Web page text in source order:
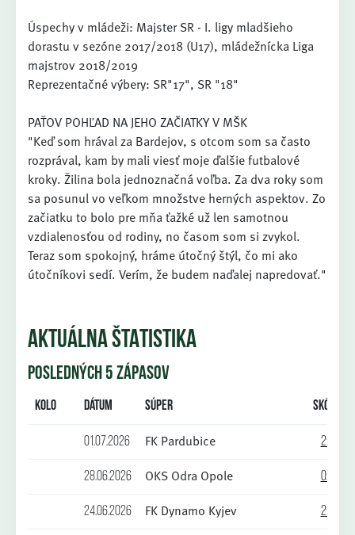
Úspechy v mládeži: Majster SR - I. ligy mladšieho
dorastu v sezóne 2017/2018 (U17), mládežnícka Liga
majstrov 2018/2019
Reprezentačné výbery: SR"17", SR "18"
PAŤOV POHĽAD NA JEHO ZAČIATKY V MŠK
"Keď som hrával za Bardejov, s otcom som sa často
rozprával, kam by mali viesť moje ďalšie futbalové
kroky. Žilina bola jednoznačná voľba. Za dva roky som
sa posunul vo veľkom množstve herných aspektov. Zo
začiatku to bolo pre mňa ťažké už len samotnou
vzdialenosťou od rodiny, no časom som si zvykol.
Teraz som spokojný, hráme útočný štýl, čo mi ako
útočníkovi sedí. Verím, že budem naďalej napredovať."
AKTUÁLNA ŠTATISTIKA
POSLEDNÝCH 5 ZÁPASOV
Kolo Dátum Súper Skóre
01.07.2026 FK Pardubice 2:2
28.06.2026 OKS Odra Opole 0:0
24.06.2026 FK Dynamo Kyjev 2:0